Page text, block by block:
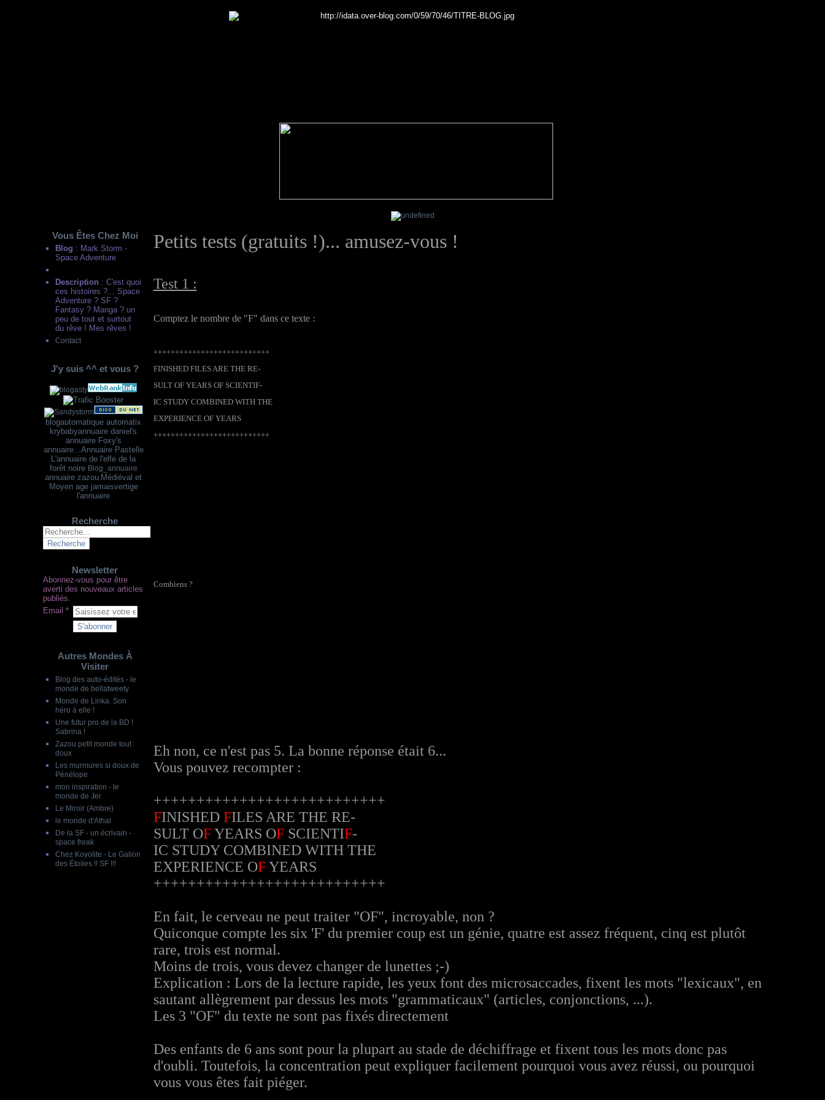
Vous Êtes Chez Moi
Blog : Mark Storm -
Space Adventure
Description : C'est quoi
ces histoires ?... Space
Adventure ? SF ?
Fantasy ? Manga ? un
peu de tout et surtout
du rêve ! Mes rêves !
Contact
J'y suis ^^ et vous ?
blogautomatique automatix
krybabyannuaire daniel's
annuaire Foxy's
annuaire...Annuaire Pastelle
L'annuaire de l'elfe de la
forêt noire Blog_annuaire
annuaire zazou Médiéval et
Moyen age jamaisvertige
l'annuaire
Recherche
Newsletter
Abonnez-vous pour être
averti des nouveaux articles
publiés.
Email
Autres Mondes À
Visiter
Blog des auto-édités - le
monde de bellatweety
Monde de Linka. Son
héro à elle !
Une futur pro de la BD !
Sabrina !
Zazou petit monde tout
doux
Les murmures si doux de
Pénélope
mon inspiration - le
monde de Jer
Le Miroir (Ambre)
le monde d'Athal
De la SF - un écrivain -
space freak
Chez Koyolite - Le Galion
des Étoiles !! SF !!!
Petits tests (gratuits !)... amusez-vous !
Test 1 :
Comptez le nombre de "F" dans ce texte :
+++++++++++++++++++++++++++
FINISHED FILES ARE THE RE-
SULT OF YEARS OF SCIENTIF-
IC STUDY COMBINED WITH THE
EXPERIENCE OF YEARS
+++++++++++++++++++++++++++
Combiens ?
Eh non, ce n'est pas 5. La bonne réponse était 6...
Vous pouvez recompter :
+++++++++++++++++++++++++++
FINISHED FILES ARE THE RE-
SULT OFYEARS OFSCIENTIF-
IC STUDY COMBINED WITH THE
EXPERIENCE OFYEARS
+++++++++++++++++++++++++++
En fait, le cerveau ne peut traiter "OF", incroyable, non ?
Quiconque compte les six 'F' du premier coup est un génie, quatre est assez fréquent, cinq est plutôt
rare, trois est normal.
Moins de trois, vous devez changer de lunettes ;-)
Explication : Lors de la lecture rapide, les yeux font des microsaccades, fixent les mots "lexicaux", en
sautant allègrement par dessus les mots "grammaticaux" (articles, conjonctions, ...).
Les 3 "OF" du texte ne sont pas fixés directement
Des enfants de 6 ans sont pour la plupart au stade de déchiffrage et fixent tous les mots donc pas
d'oubli. Toutefois, la concentration peut expliquer facilement pourquoi vous avez réussi, ou pourquoi
vous vous êtes fait piéger.